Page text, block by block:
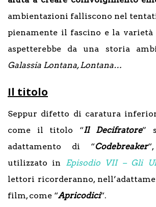
ambientazioni falliscono nel
pienamente il fascino e la
aspetterebbe da una storia
Galassia Lontana, Lontana…
Il titolo
Seppur difetto di caratura
come il titolo “Il Decifratore”
adattamento di “Codebreaker
utilizzato in Episodio VII – Gli
lettori ricorderanno,
film, come “Apricodici“.